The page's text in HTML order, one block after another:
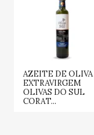
AZEITE DE OLIVA
EXTRAVIRGEM
OLIVAS DO SUL
CORAT...